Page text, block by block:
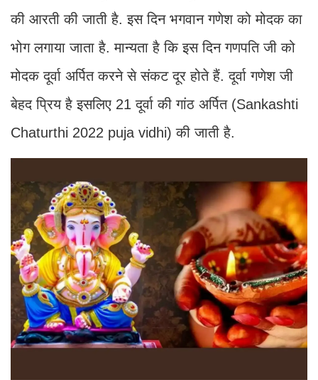
की आरती की जाती है. इस दिन भगवान गणेश को मोदक का
भोग लगाया जाता है. मान्यता है कि इस दिन गणपति जी को
मोदक दूर्वा अर्पित करने से संकट दूर होते हैं. दूर्वा गणेश जी
बेहद प्रिय है इसलिए 21 दूर्वा की गांठ अर्पित (Sankashti
Chaturthi 2022 puja vidhi) की जाती है.